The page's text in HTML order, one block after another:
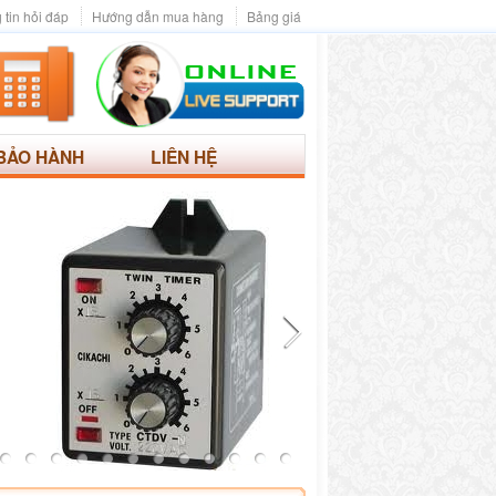
Bảng giá
Hướng dẫn mua hàng
tin hỏi đáp
HÀNH LIÊN HỆ